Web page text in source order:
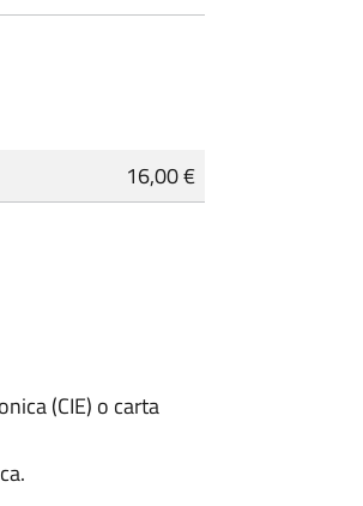
16,00 €
(CIE) o carta